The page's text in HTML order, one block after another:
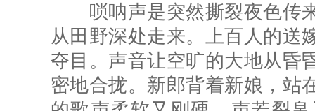
唢呐声是突然撕裂夜色传
从田野深处走来。上百人的送
夺目。声音让空旷的大地从昏
密地合拢。新郎背着新娘，站